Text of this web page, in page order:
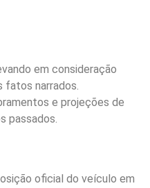
em consideração
fatos narrados.
e projeções de
passados.
oficial do veículo em